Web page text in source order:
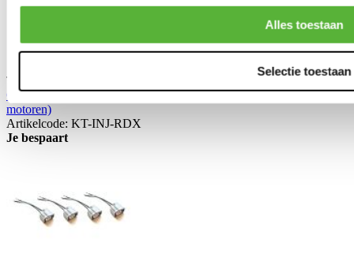
Alles toestaan
Selectie toestaan
TIP
OEM Honda RDX 410cc injectoren met Clips (B/D/H/K/F serie
motoren)
Artikelcode: KT-INJ-RDX
Je bespaart